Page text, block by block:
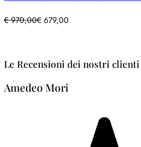
€970,00€ 679,00
Le Recensioni dei nostri clienti
Amedeo Mori